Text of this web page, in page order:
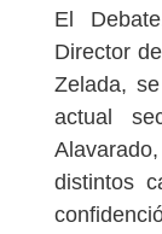
El
Director
Zelada,
actual
distintos